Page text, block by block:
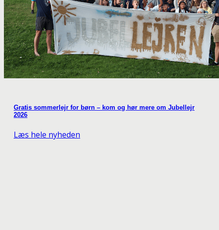
Gratis sommerlejr for børn – kom og hør mere om Jubellejr
2026
Læs hele nyheden